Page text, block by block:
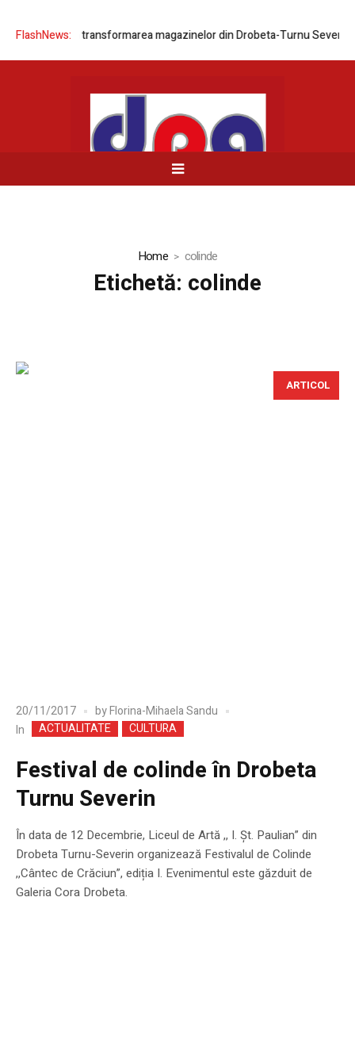
FlashNews:
rețelei prin transformarea magazinelor din Drobeta-Turnu Severin și
Home colinde
Etichetă: colinde
ARTICOL
20/11/2017 byFlorina-Mihaela Sandu
In
ACTUALITATE CULTURA
Festival de colinde în Drobeta
Turnu Severin
În data de 12 Decembrie, Liceul de Artă ,, I. Șt. Paulian” din
Drobeta Turnu-Severin organizează Festivalul de Colinde
,,Cântec de Crăciun”, ediția I. Evenimentul este găzduit de
Galeria Cora Drobeta.